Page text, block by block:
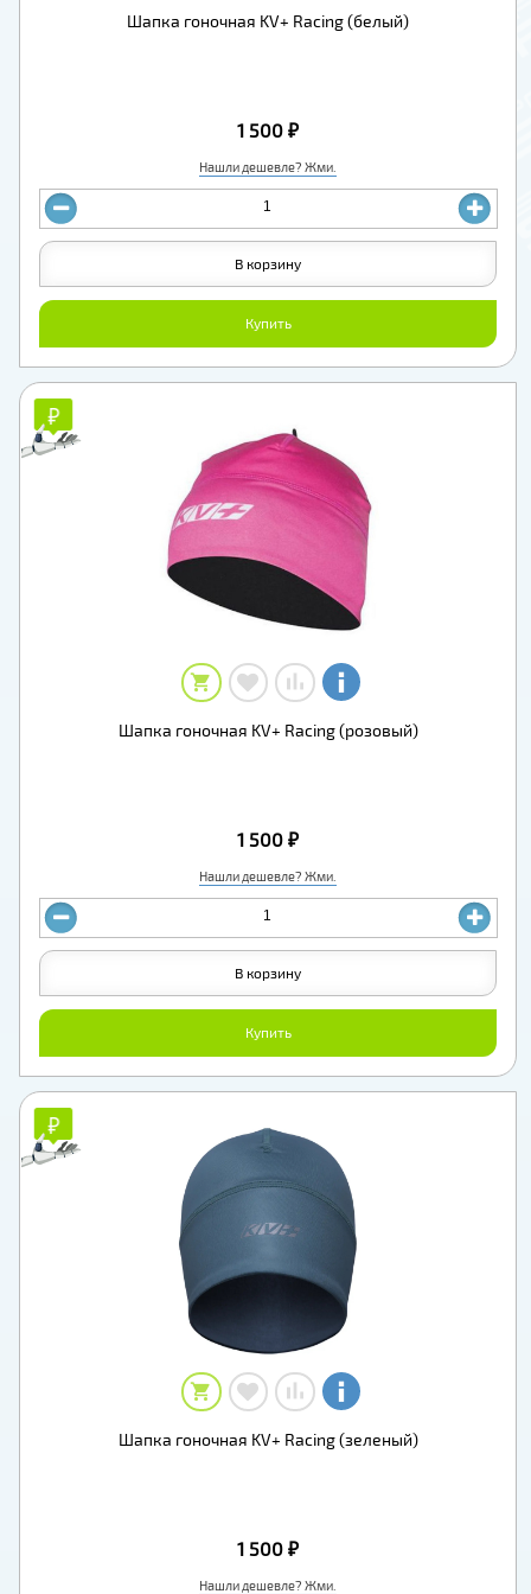
Шапка гоночная KV+ Racing (белый)
Нашли дешевле? Жми.
1 500 ₽
Купить
В корзину
₽
₽
Шапка гоночная KV+ Racing (розовый)
Нашли дешевле? Жми.
1 500 ₽
Купить
В корзину
₽
₽
Шапка гоночная KV+ Racing (зеленый)
Нашли дешевле? Жми.
1 500 ₽